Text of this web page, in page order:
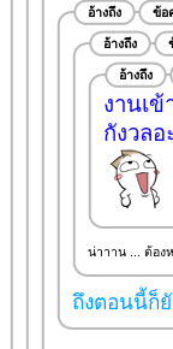
อ้างถึง ข้อ
อ้างถึง
อ้างถึง
งานเ
กังวลอ
น่าาาน ... ต้อง
ถึงตอนนี้ก็